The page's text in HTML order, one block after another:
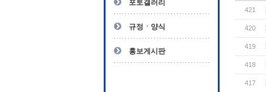
포토갤러리
규정ㆍ양식
홍보게시판
421
420
419
418
417